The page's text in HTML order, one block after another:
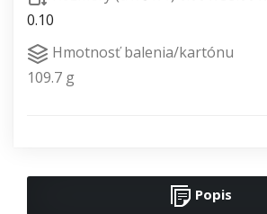
0.10
Hmotnosť balenia/kartónu
109.7 g
Popis